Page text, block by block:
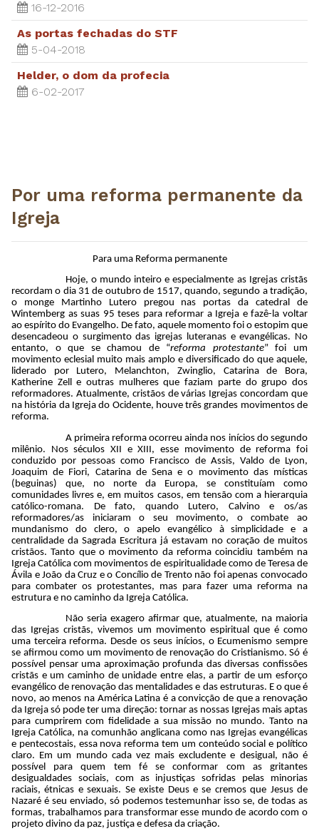
16-12-2016
As portas fechadas do STF
5-04-2018
Helder, o dom da profecia
6-02-2017
Por uma reforma permanente da
Igreja
Para uma Reforma permanente
Hoje, o mundo inteiro e especialmente as Igrejas cristãs
recordam o dia 31 de outubro de 1517, quando, segundo a tradição,
o monge Martinho Lutero pregou nas portas da catedral de
Wintemberg as suas 95 teses para reformar a Igreja e fazê-la voltar
ao espírito do Evangelho. De fato, aquele momento foi o estopim que
desencadeou o surgimento das igrejas luteranas e evangélicas. No
entanto, o que se chamou de “reforma protestante” foi um
movimento eclesial muito mais amplo e diversificado do que aquele,
liderado por Lutero, Melanchton, Zwinglio, Catarina de Bora,
Katherine Zell e outras mulheres que faziam parte do grupo dos
reformadores. Atualmente, cristãos de várias Igrejas concordam que
na história da Igreja do Ocidente, houve três grandes movimentos de
reforma.
A primeira reforma ocorreu ainda nos inícios do segundo
milênio. Nos séculos XII e XIII, esse movimento de reforma foi
conduzido por pessoas como Francisco de Assis, Valdo de Lyon,
Joaquim de Fiori, Catarina de Sena e o movimento das místicas
(beguinas) que, no norte da Europa, se constituíam como
comunidades livres e, em muitos casos, em tensão com a hierarquia
católico-romana. De fato, quando Lutero, Calvino e os/as
reformadores/as iniciaram o seu movimento, o combate ao
mundanismo do clero, o apelo evangélico à simplicidade e a
centralidade da Sagrada Escritura já estavam no coração de muitos
cristãos. Tanto que o movimento da reforma coincidiu também na
Igreja Católica com movimentos de espiritualidade como de Teresa de
Ávila e João da Cruz e o Concílio de Trento não foi apenas convocado
para combater os protestantes, mas para fazer uma reforma na
estrutura e no caminho da Igreja Católica.
Não seria exagero afirmar que, atualmente, na maioria
das Igrejas cristãs, vivemos um movimento espiritual que é como
uma terceira reforma. Desde os seus inícios, o Ecumenismo sempre
se afirmou como um movimento de renovação do Cristianismo. Só é
possível pensar uma aproximação profunda das diversas confissões
cristãs e um caminho de unidade entre elas, a partir de um esforço
evangélico de renovação das mentalidades e das estruturas. E o que é
novo, ao menos na América Latina é a convicção de que a renovação
da Igreja só pode ter uma direção: tornar as nossas Igrejas mais aptas
para cumprirem com fidelidade a sua missão no mundo. Tanto na
Igreja Católica, na comunhão anglicana como nas Igrejas evangélicas
e pentecostais, essa nova reforma tem um conteúdo social e político
claro. Em um mundo cada vez mais excludente e desigual, não é
possível para quem tem fé se conformar com as gritantes
desigualdades sociais, com as injustiças sofridas pelas minorias
raciais, étnicas e sexuais. Se existe Deus e se cremos que Jesus de
Nazaré é seu enviado, só podemos testemunhar isso se, de todas as
formas, trabalhamos para transformar esse mundo de acordo com o
projeto divino da paz, justiça e defesa da criação.